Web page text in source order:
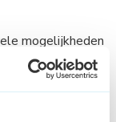
mogelijkheden
culturen
te gebruiken
voorbeeld